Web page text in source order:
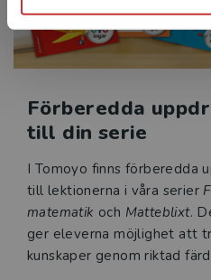
Förberedda
till din serie
I Tomoyo finns förberedda
till lektionerna i våra serier
matematik och Matteblixt.
ger eleverna möjlighet att
kunskaper genom riktad